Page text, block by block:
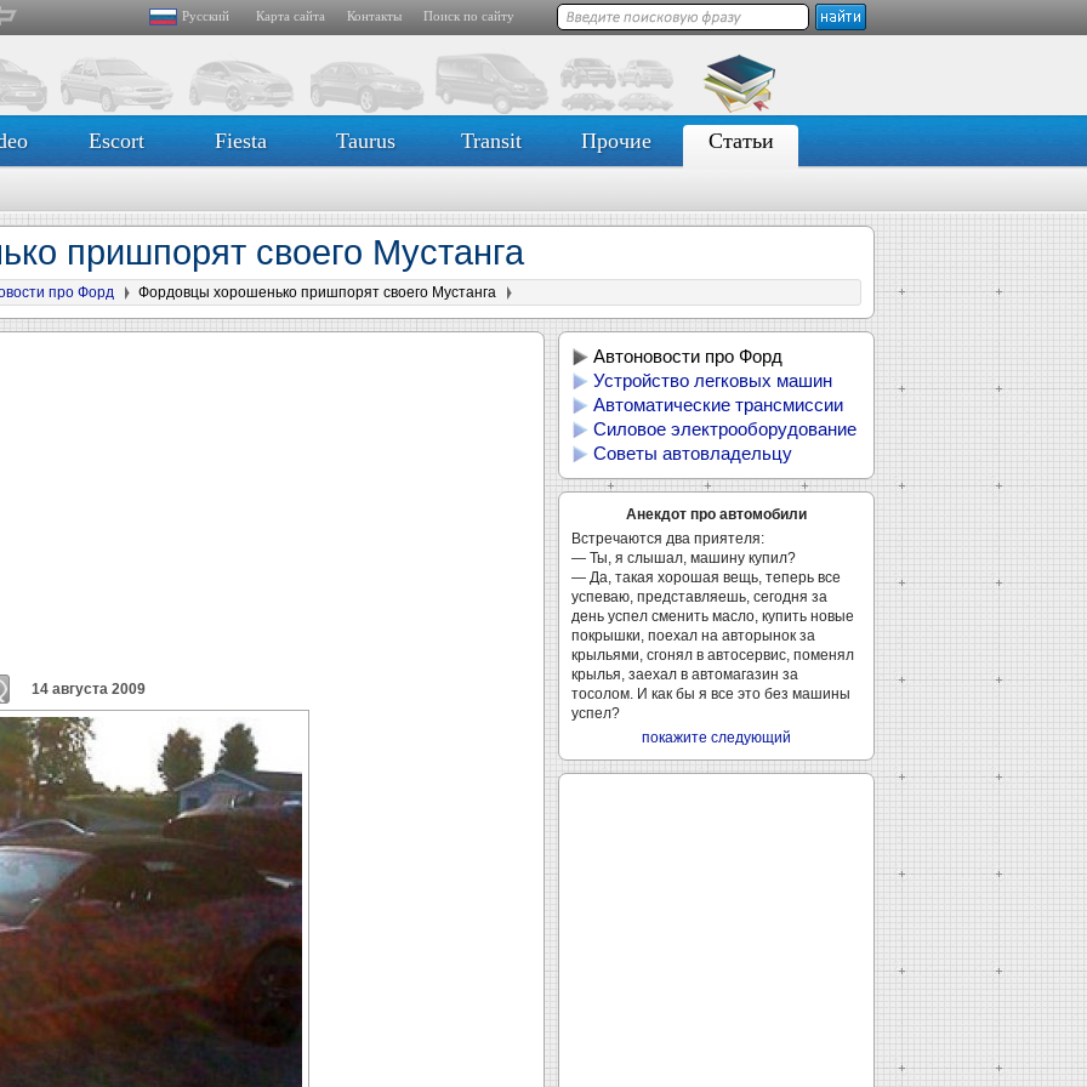
Русский Карта сайта Контакты Поиск по сайту
Escort Fiesta Taurus Transit Прочие Статьи
пришпорят своего Мустанга
про Форд Фордовцы хорошенько пришпорят своего Мустанга
14 августа 2009
Автоновости про Форд
Устройство легковых машин
Автоматические трансмиссии
Силовое электрооборудование
Советы автовладельцу
Анекдот про автомобили
Встречаются два приятеля:
— Ты, я слышал, машину купил?
— Да, такая хорошая вещь, теперь все
успеваю, представляешь, сегодня за
день успел сменить масло, купить новые
покрышки, поехал на авторынок за
крыльями, сгонял в автосервис, поменял
крылья, заехал в автомагазин за
тосолом. И как бы я все это без машины
успел?
покажите следующий